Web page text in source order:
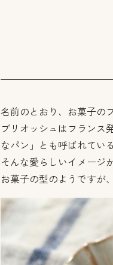
名前のとおり、お菓子の
ブリオッシュはフランス
なパン」とも呼ばれてい
そんな愛らしいイメージ
お菓子の型のようですが